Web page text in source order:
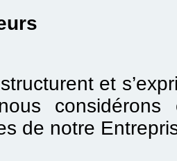
et
considérons
de notre